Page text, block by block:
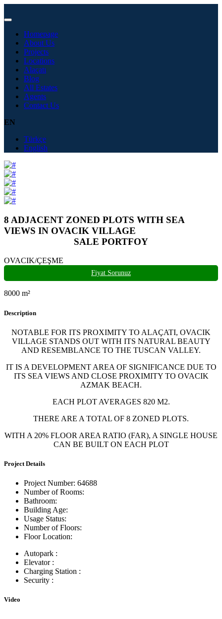
Homepage
About Us
Projects
Locations
Alaçatı
Blog
All Estates
Agents
Contact Us
EN
Türkçe
English
8 ADJACENT ZONED PLOTS WITH SEA
VIEWS IN OVACIK VILLAGE
SALE PORTFOY
OVACIK/ÇEŞME
Fiyat Sorunuz
8000 m²
Description
NOTABLE FOR ITS PROXIMITY TO ALAÇATI, OVACIK
VILLAGE STANDS OUT WITH ITS NATURAL BEAUTY
AND RESEMBLANCE TO THE TUSCAN VALLEY.
IT IS A DEVELOPMENT AREA OF SIGNIFICANCE DUE TO
ITS SEA VIEWS AND CLOSE PROXIMITY TO OVACIK
AZMAK BEACH.
EACH PLOT AVERAGES 820 M2.
THERE ARE A TOTAL OF 8 ZONED PLOTS.
WITH A 20% FLOOR AREA RATIO (FAR), A SINGLE HOUSE
CAN BE BUILT ON EACH PLOT
Project Details
Project Number: 64688
Number of Rooms:
Bathroom:
Building Age:
Usage Status:
Number of Floors:
Floor Location:
Autopark :
Elevator :
Charging Station :
Security :
Video